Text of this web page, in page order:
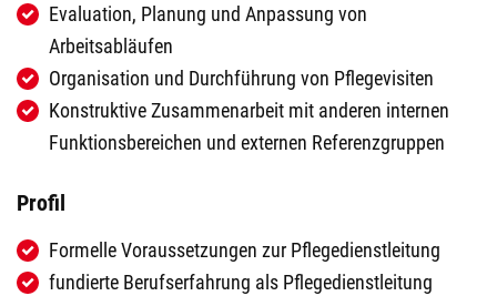
Evaluation, Planung und Anpassung von
Arbeitsabläufen
Organisation und Durchführung von Pflegevisiten
Konstruktive Zusammenarbeit mit anderen internen
Funktionsbereichen und externen Referenzgruppen
Profil
Formelle Voraussetzungen zur Pflegedienstleitung
fundierte Berufserfahrung als Pflegedienstleitung